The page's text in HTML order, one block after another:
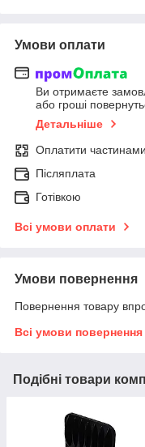
Умови оплати
Ви отримаєте
або гроші
Детальніше
Оплатити частинами
Післяплата
Готівкою
Всі умови оплати
Умови повернення
Повернення товару
Всі умови повернення
Подібні товари